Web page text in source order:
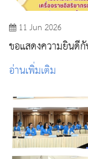
11 Jun 2026
ขอแสดงความยินดี
ได้รับพระราชทาน
รณ์มงกุฎไทย
อ่านเพิ่มเติม